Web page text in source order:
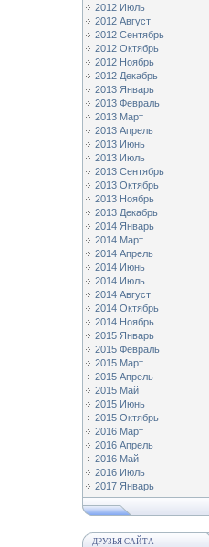
2012 Июль
2012 Август
2012 Сентябрь
2012 Октябрь
2012 Ноябрь
2012 Декабрь
2013 Январь
2013 Февраль
2013 Март
2013 Апрель
2013 Июнь
2013 Июль
2013 Сентябрь
2013 Октябрь
2013 Ноябрь
2013 Декабрь
2014 Январь
2014 Март
2014 Апрель
2014 Июнь
2014 Июль
2014 Август
2014 Октябрь
2014 Ноябрь
2015 Январь
2015 Февраль
2015 Март
2015 Апрель
2015 Май
2015 Июнь
2015 Октябрь
2016 Март
2016 Апрель
2016 Май
2016 Июль
2017 Январь
ДРУЗЬЯ САЙТА